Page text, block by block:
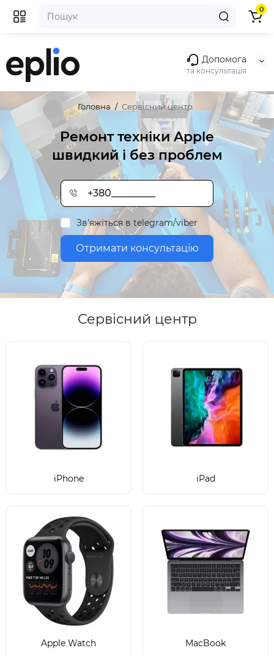
Допомога
та консультація
0
Головна Сервісний центр
Ремонт техніки Apple
швидкий і без проблем
Отримати консультацію
Зв'яжіться в telegram/viber
Сервісний центр
iPhone iPad
Apple Watch MacBook